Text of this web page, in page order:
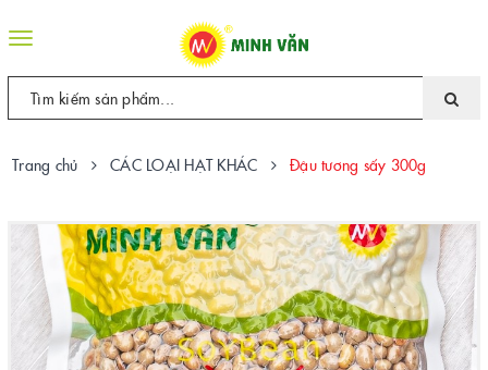
Toggle
Trang chủ CÁC LOẠI HẠT KHÁC Đậu tương sấy 300g